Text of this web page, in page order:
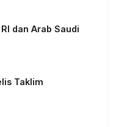
dan Arab Saudi
Taklim